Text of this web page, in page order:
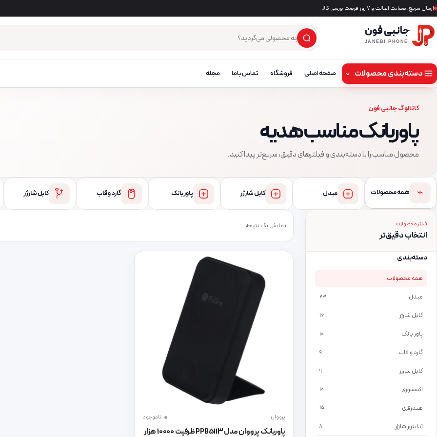
ارسال سریع، ضمانت اصالت و ۷ روز فرصت بررسی کالا
جانبی فون
JANEBI PHONE جست‌وجوی محصول
×
دسته‌بندی محصولات ⌄ صفحه اصلی فروشگاه تماس باما مجله
کاتالوگ جانبی فون
پاوربانک مناسب هدیه
محصول مناسب را با دسته‌بندی و فیلترهای دقیق، سریع‌تر پیدا کنید.
⌁ همه محصولات مبدل کابل شارژر پاور بانک گارد و قاب کابل شارژر
فیلتر محصولات
انتخاب دقیق‌تر
دسته‌بندی
همه محصولات
مبدل 23
کابل شارژر 16
پاور بانک 10
گارد و قاب 9
کابل شارژر 9
اکسسوری 10
هندزفری 15
آداپتور شارژر 8
نمایش یک نتیجه
پرووان ناموجود
پاوربانک پرووان مدل PPB5113 ظرفیت 10000 هزار